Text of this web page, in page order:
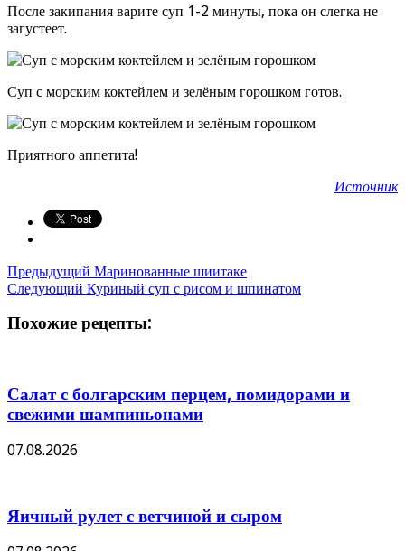
После закипания варите суп 1-2 минуты, пока он слегка не
загустеет.
Суп с морским коктейлем и зелёным горошком готов.
Приятного аппетита!
Источник
Предыдущий Маринованные шиитаке
Следующий Куриный суп с рисом и шпинатом
Похожие рецепты:
Салат с болгарским перцем, помидорами и
свежими шампиньонами
07.08.2026
Яичный рулет с ветчиной и сыром